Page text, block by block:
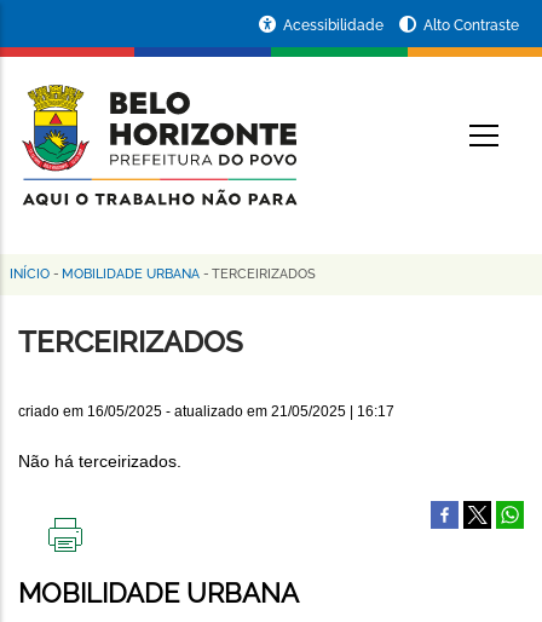
conteúdo
principal
da
Prefeitura
de
Horizonte
Acessibilidade Alto Contraste
Trilha
de
INÍCIO - MOBILIDADE URBANA - TERCEIRIZADOS
TERCEIRIZADOS
criado em 16/05/2025 - atualizado em 21/05/2025 | 16:17
Não há terceirizados.
ESTA
PÁGINA
MOBILIDADE URBANA